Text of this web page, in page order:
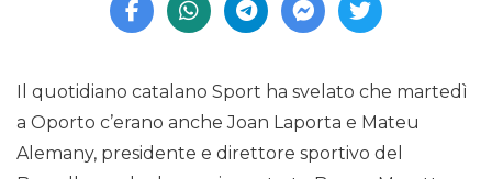
Il quotidiano catalano Sport ha svelato che martedì
a Oporto c’erano anche Joan Laporta e Mateu
Alemany, presidente e direttore sportivo del